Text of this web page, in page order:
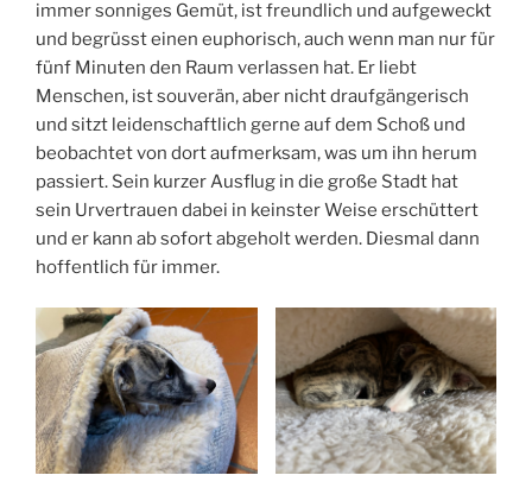
immer sonniges Gemüt, ist freundlich und aufgeweckt
und begrüsst einen euphorisch, auch wenn man nur für
fünf Minuten den Raum verlassen hat. Er liebt
Menschen, ist souverän, aber nicht draufgängerisch
und sitzt leidenschaftlich gerne auf dem Schoß und
beobachtet von dort aufmerksam, was um ihn herum
passiert. Sein kurzer Ausflug in die große Stadt hat
sein Urvertrauen dabei in keinster Weise erschüttert
und er kann ab sofort abgeholt werden. Diesmal dann
hoffentlich für immer.